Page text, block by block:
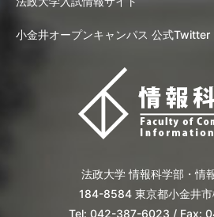
小金井オープンキャンパス 公式Twitter
法政大学 情報科学部・情
184-8584 東京都小金井
Tel: 042-387-6023 / Fax: